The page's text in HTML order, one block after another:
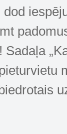
dod